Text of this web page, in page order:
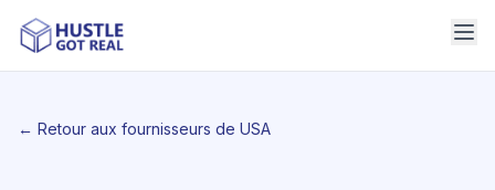
← Retour aux fournisseurs de USA